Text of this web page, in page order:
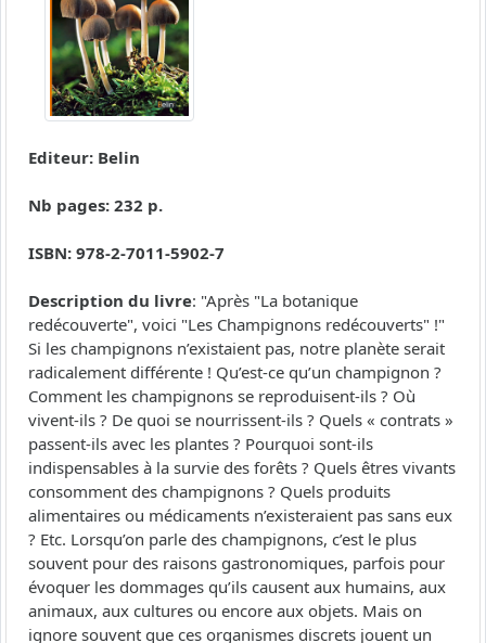
Editeur: Belin
Nb pages: 232 p.
ISBN: 978-2-7011-5902-7
Description du livre: "Après "La botanique
redécouverte", voici "Les Champignons redécouverts" !"
Si les champignons n’existaient pas, notre planète serait
radicalement différente ! Qu’est-ce qu’un champignon ?
Comment les champignons se reproduisent-ils ? Où
vivent-ils ? De quoi se nourrissent-ils ? Quels « contrats »
passent-ils avec les plantes ? Pourquoi sont-ils
indispensables à la survie des forêts ? Quels êtres vivants
consomment des champignons ? Quels produits
alimentaires ou médicaments n’existeraient pas sans eux
? Etc. Lorsqu’on parle des champignons, c’est le plus
souvent pour des raisons gastronomiques, parfois pour
évoquer les dommages qu’ils causent aux humains, aux
animaux, aux cultures ou encore aux objets. Mais on
ignore souvent que ces organismes discrets jouent un